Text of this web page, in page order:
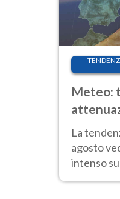
Meteo:
Nord
La
agosto
intenso
parziale e